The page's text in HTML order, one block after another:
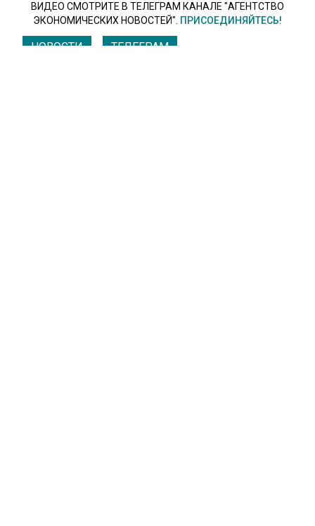
ВИДЕО СМОТРИТЕ В ТЕЛЕГРАМ КАНАЛЕ "АГЕНТСТВО
ЭКОНОМИЧЕСКИХ НОВОСТЕЙ". ПРИСОЕДИНЯЙТЕСЬ!
НОВОСТИ ТЕЛЕГРАМ